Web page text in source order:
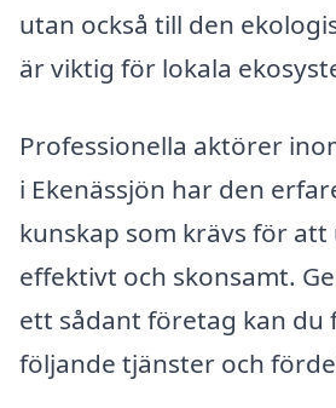
utan också till den
är viktig för lokala
Professionella aktörer
i Ekenässjön har den
kunskap som krävs för
effektivt och skonsamt.
ett sådant företag kan du
följande tjänster och